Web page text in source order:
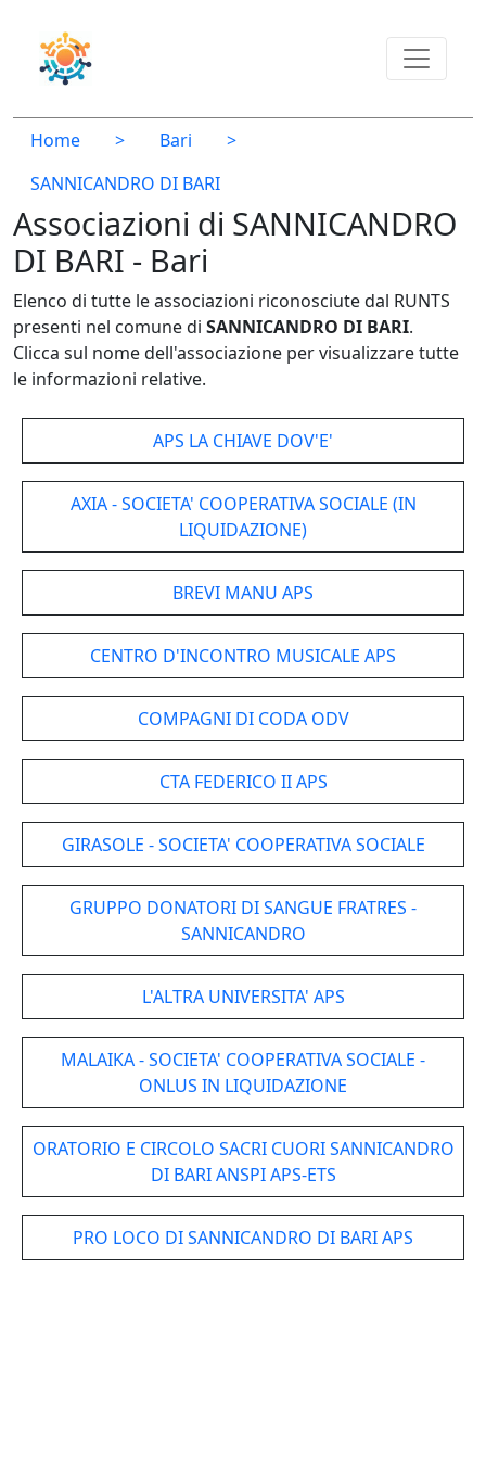
Home > Bari
>
SANNICANDRO DI BARI
Associazioni di SANNICANDRO
DI BARI - Bari
Elenco di tutte le associazioni riconosciute dal RUNTS
presenti nel comune di SANNICANDRO DI BARI.
Clicca sul nome dell'associazione per visualizzare tutte
le informazioni relative.
APS LA CHIAVE DOV'E'
AXIA - SOCIETA' COOPERATIVA SOCIALE (IN
LIQUIDAZIONE)
BREVI MANU APS
CENTRO D'INCONTRO MUSICALE APS
COMPAGNI DI CODA ODV
CTA FEDERICO II APS
GIRASOLE - SOCIETA' COOPERATIVA SOCIALE
GRUPPO DONATORI DI SANGUE FRATRES -
SANNICANDRO
L'ALTRA UNIVERSITA' APS
MALAIKA - SOCIETA' COOPERATIVA SOCIALE -
ONLUS IN LIQUIDAZIONE
ORATORIO E CIRCOLO SACRI CUORI SANNICANDRO
DI BARI ANSPI APS-ETS
PRO LOCO DI SANNICANDRO DI BARI APS